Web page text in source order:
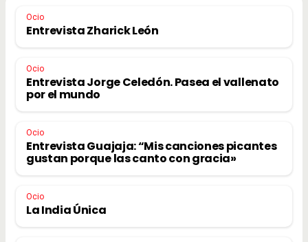
Ocio
Entrevista Zharick León
Ocio
Entrevista Jorge Celedón. Pasea el vallenato
por el mundo
Ocio
Entrevista Guajaja: “Mis canciones picantes
gustan porque las canto con gracia»
Ocio
La India Única